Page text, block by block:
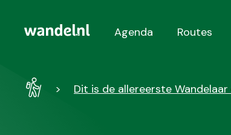
Agenda Routes
WandelDit is de allereerste